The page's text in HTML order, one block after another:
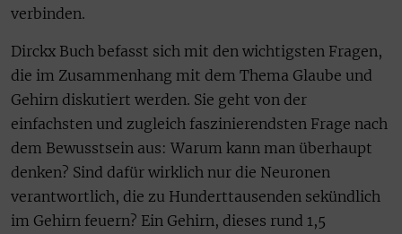
verbinden.
Dirckx Buch befasst sich mit den wichtigsten Fragen,
die im Zusammenhang mit dem Thema Glaube und
Gehirn diskutiert werden. Sie geht von der
einfachsten und zugleich faszinierendsten Frage nach
dem Bewusstsein aus: Warum kann man überhaupt
denken? Sind dafür wirklich nur die Neuronen
verantwortlich, die zu Hunderttausenden sekündlich
im Gehirn feuern? Ein Gehirn, dieses rund 1,5